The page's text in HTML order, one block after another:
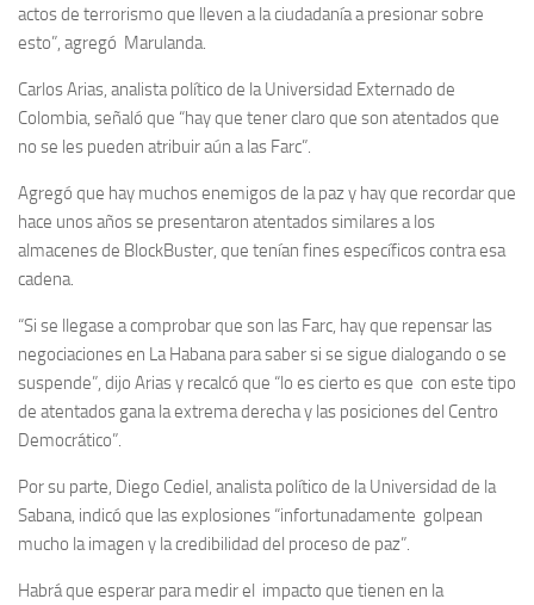
actos de terrorismo que lleven a la ciudadanía a presionar sobre
esto”, agregó Marulanda.
Carlos Arias, analista político de la Universidad Externado de
Colombia, señaló que “hay que tener claro que son atentados que
no se les pueden atribuir aún a las Farc”.
Agregó que hay muchos enemigos de la paz y hay que recordar que
hace unos años se presentaron atentados similares a los
almacenes de BlockBuster, que tenían fines específicos contra esa
cadena.
“Si se llegase a comprobar que son las Farc, hay que repensar las
negociaciones en La Habana para saber si se sigue dialogando o se
suspende”, dijo Arias y recalcó que “lo es cierto es que con este tipo
de atentados gana la extrema derecha y las posiciones del Centro
Democrático”.
Por su parte, Diego Cediel, analista político de la Universidad de la
Sabana, indicó que las explosiones “infortunadamente golpean
mucho la imagen y la credibilidad del proceso de paz”.
Habrá que esperar para medir el impacto que tienen en la